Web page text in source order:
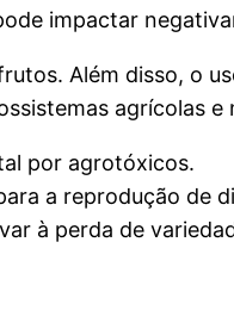
impactar
Além disso, o
agrícolas e
por agrotóxicos.
a reprodução de
à perda de